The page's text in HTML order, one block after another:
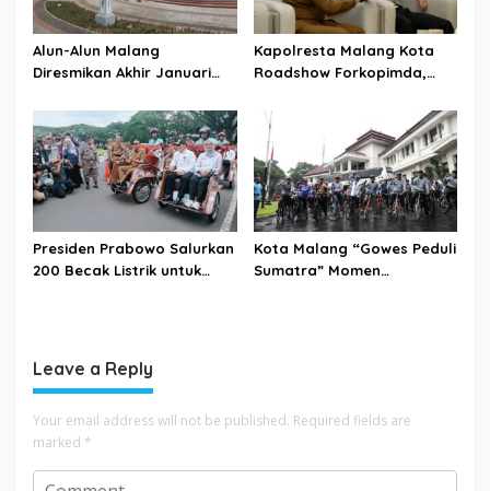
Alun-Alun Malang
Diresmikan Akhir Januari
Kapolresta Malang Kota
Roadshow Forkopimda,
Pemetaan Kamtibmas
Presiden Prabowo Salurkan
200 Becak Listrik untuk
Kota Malang “Gowes Peduli
Sumatra” Momen
Leave a Reply
Your email address will not be published. Required fields are
marked *